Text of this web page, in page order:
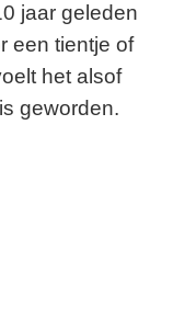
jaar geleden
een tientje of
het alsof
geworden.